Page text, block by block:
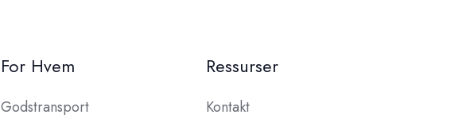
For Hvem
Godstransport
Ressurser
Kontakt